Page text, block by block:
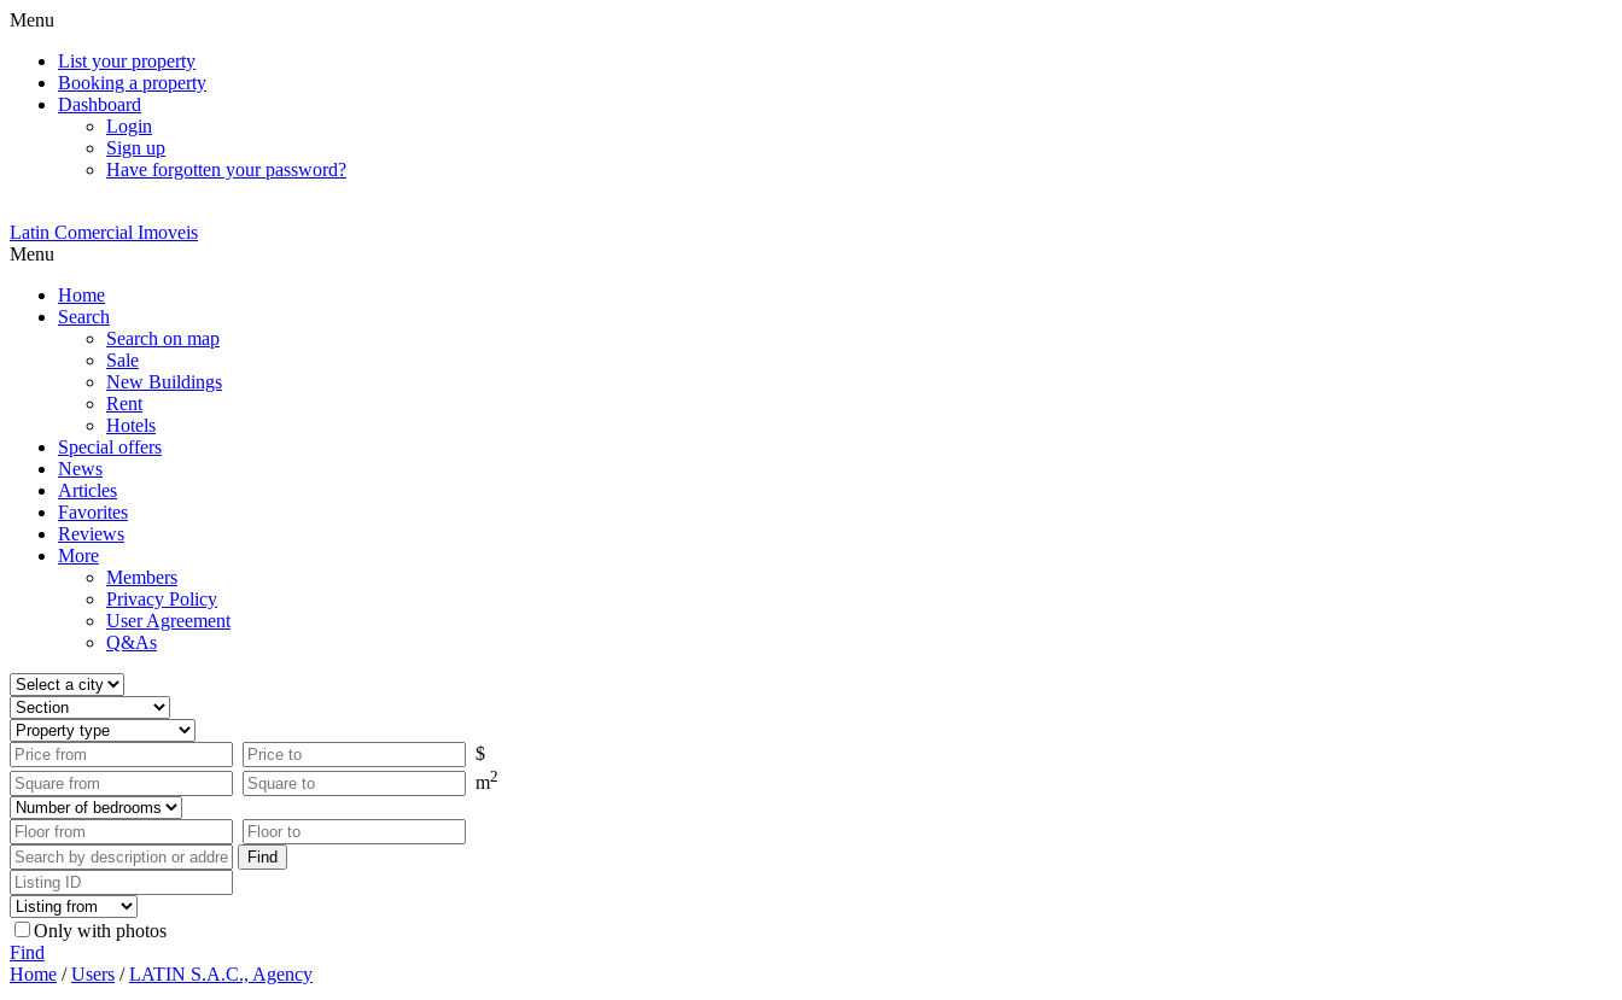
Menu
List your property
Booking a property
Dashboard
Login
Sign up
Have forgotten your password?
Latin Comercial Imoveis
Menu
Home
Search
Search on map
Sale
New Buildings
Rent
Hotels
Special offers
News
Articles
Favorites
Reviews
More
Members
Privacy Policy
User Agreement
Q&As
$
m2
Only with photos
Find
Home /Users /LATIN S.A.C., Agency